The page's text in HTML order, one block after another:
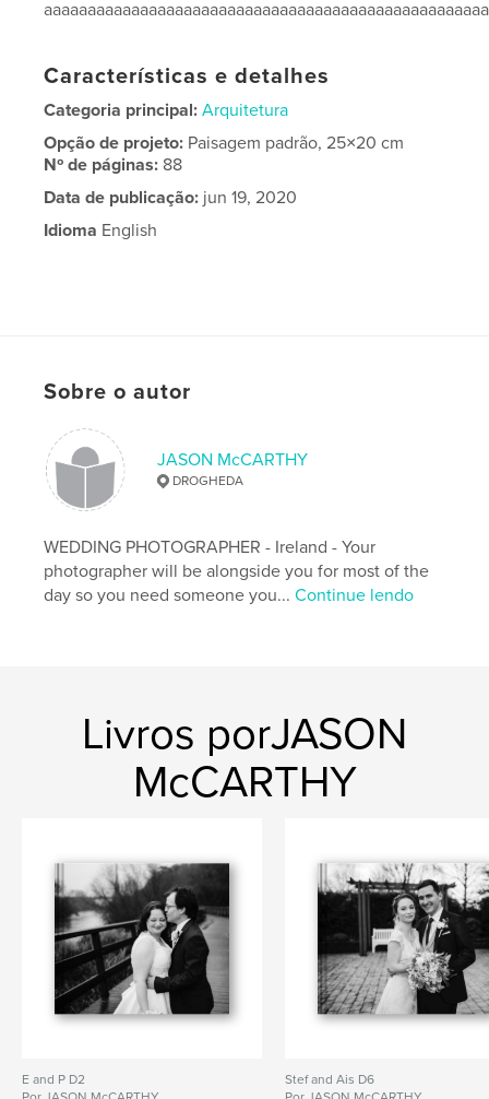
Características e detalhes
Categoria principal: Arquitetura
Opção de projeto: Paisagem padrão, 25×20 cm
Nº de páginas: 88
Data de publicação: jun 19, 2020
Idioma English
Sobre o autor
JASON McCARTHY
DROGHEDA
WEDDING PHOTOGRAPHER - Ireland - Your
photographer will be alongside you for most of the
day so you need someone you...Continue lendo
Livros porJASON
McCARTHY
E and P D2
Stef and Ais D6